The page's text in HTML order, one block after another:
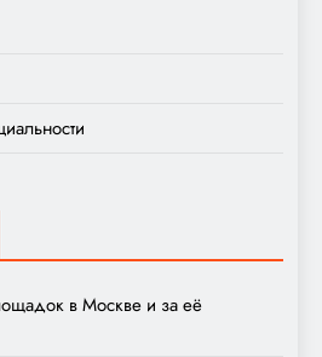
в Москве и за её